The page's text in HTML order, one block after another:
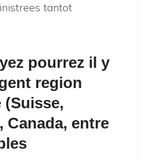
tantot
pourrez il y
region
Canada, entre